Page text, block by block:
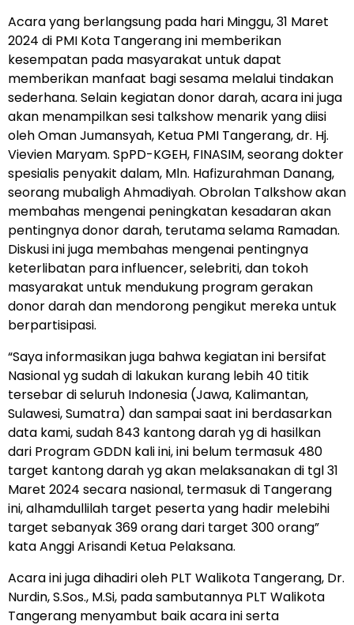
Acara yang berlangsung pada hari Minggu, 31 Maret
2024 di PMI Kota Tangerang ini memberikan
kesempatan pada masyarakat untuk dapat
memberikan manfaat bagi sesama melalui tindakan
sederhana. Selain kegiatan donor darah, acara ini juga
akan menampilkan sesi talkshow menarik yang diisi
oleh Oman Jumansyah, Ketua PMI Tangerang, dr. Hj.
Vievien Maryam. SpPD-KGEH, FINASIM, seorang dokter
spesialis penyakit dalam, Mln. Hafizurahman Danang,
seorang mubaligh Ahmadiyah. Obrolan Talkshow akan
membahas mengenai peningkatan kesadaran akan
pentingnya donor darah, terutama selama Ramadan.
Diskusi ini juga membahas mengenai pentingnya
keterlibatan para influencer, selebriti, dan tokoh
masyarakat untuk mendukung program gerakan
donor darah dan mendorong pengikut mereka untuk
berpartisipasi.
“Saya informasikan juga bahwa kegiatan ini bersifat
Nasional yg sudah di lakukan kurang lebih 40 titik
tersebar di seluruh Indonesia (Jawa, Kalimantan,
Sulawesi, Sumatra) dan sampai saat ini berdasarkan
data kami, sudah 843 kantong darah yg di hasilkan
dari Program GDDN kali ini, ini belum termasuk 480
target kantong darah yg akan melaksanakan di tgl 31
Maret 2024 secara nasional, termasuk di Tangerang
ini, alhamdullilah target peserta yang hadir melebihi
target sebanyak 369 orang dari target 300 orang”
kata Anggi Arisandi Ketua Pelaksana.
Acara ini juga dihadiri oleh PLT Walikota Tangerang, Dr.
Nurdin, S.Sos., M.Si, pada sambutannya PLT Walikota
Tangerang menyambut baik acara ini serta